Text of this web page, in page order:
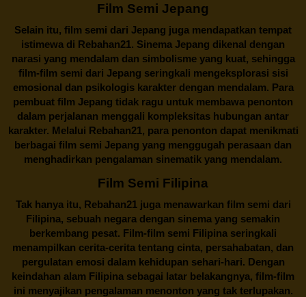
Film Semi Jepang
Selain itu, film semi dari Jepang juga mendapatkan tempat
istimewa di Rebahan21. Sinema Jepang dikenal dengan
narasi yang mendalam dan simbolisme yang kuat, sehingga
film-film semi dari Jepang seringkali mengeksplorasi sisi
emosional dan psikologis karakter dengan mendalam. Para
pembuat film Jepang tidak ragu untuk membawa penonton
dalam perjalanan menggali kompleksitas hubungan antar
karakter. Melalui Rebahan21, para penonton dapat menikmati
berbagai film semi Jepang yang menggugah perasaan dan
menghadirkan pengalaman sinematik yang mendalam.
Film Semi Filipina
Tak hanya itu, Rebahan21juga menawarkan film semi dari
Filipina, sebuah negara dengan sinema yang semakin
berkembang pesat. Film-film semi Filipina seringkali
menampilkan cerita-cerita tentang cinta, persahabatan, dan
pergulatan emosi dalam kehidupan sehari-hari. Dengan
keindahan alam Filipina sebagai latar belakangnya, film-film
ini menyajikan pengalaman menonton yang tak terlupakan.